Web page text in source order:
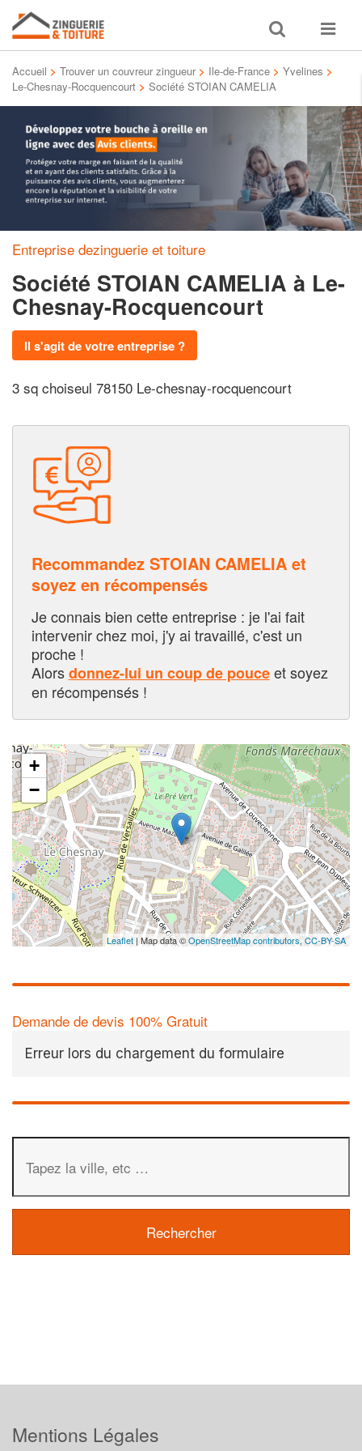
Toggle
search
Toggle
Accueil > Trouver un couvreur zingueur > Ile-de-France > Yvelines >
Le-Chesnay-Rocquencourt > Société STOIAN CAMELIA
Entreprise dezinguerie et toiture
Société STOIAN CAMELIA à Le-
Chesnay-Rocquencourt
Il s'agit de votre entreprise ?
3 sq choiseul 78150 Le-chesnay-rocquencourt
Recommandez STOIAN CAMELIA et
soyez en récompensés
Je connais bien cette entreprise : je l'ai fait
intervenir chez moi, j'y ai travaillé, c'est un
proche !
Alorsdonnez-lui un coup de pouceet soyez
en récompensés !
+
−
Leaflet | Map data ©OpenStreetMap contributors, CC-BY-SA
Demande de devis 100% Gratuit
Erreur lors du chargement du formulaire
Mentions Légales